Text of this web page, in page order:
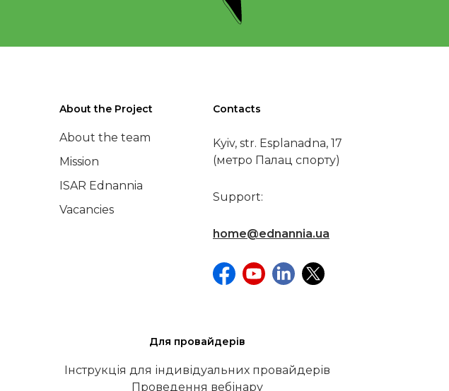
About the Project
About the team
Mission
ISAR Ednannia
Vacancies
Contacts
Kyiv, str. Esplanadna, 17
(метро Палац спорту)
Support:
home@ednannia.ua
Для провайдерів
Інструкція для індивідуальних провайдерів
Проведення вебінару